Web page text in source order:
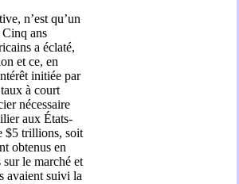
n’est qu’un
Cinq ans
a éclaté,
et ce, en
initiée par
à court
nécessaire
aux États-
$5 trillions, soit
obtenus en
le marché et
avaient suivi la